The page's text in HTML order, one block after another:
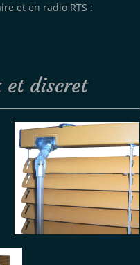
et en radio RTS :
et discret